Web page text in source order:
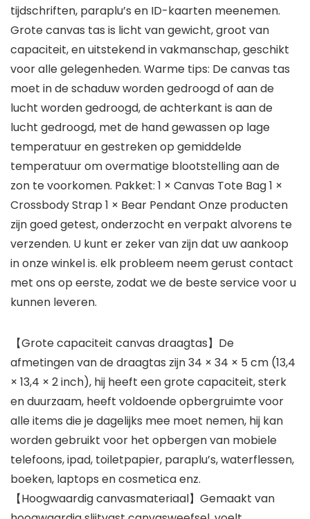
tijdschriften, paraplu’s en ID-kaarten meenemen.
Grote canvas tas is licht van gewicht, groot van
capaciteit, en uitstekend in vakmanschap, geschikt
voor alle gelegenheden. Warme tips: De canvas tas
moet in de schaduw worden gedroogd of aan de
lucht worden gedroogd, de achterkant is aan de
lucht gedroogd, met de hand gewassen op lage
temperatuur en gestreken op gemiddelde
temperatuur om overmatige blootstelling aan de
zon te voorkomen. Pakket: 1 × Canvas Tote Bag 1 ×
Crossbody Strap 1 × Bear Pendant Onze producten
zijn goed getest, onderzocht en verpakt alvorens te
verzenden. U kunt er zeker van zijn dat uw aankoop
in onze winkel is. elk probleem neem gerust contact
met ons op eerste, zodat we de beste service voor u
kunnen leveren.
【Grote capaciteit canvas draagtas】De
afmetingen van de draagtas zijn 34 × 34 × 5 cm (13,4
× 13,4 × 2 inch), hij heeft een grote capaciteit, sterk
en duurzaam, heeft voldoende opbergruimte voor
alle items die je dagelijks mee moet nemen, hij kan
worden gebruikt voor het opbergen van mobiele
telefoons, ipad, toiletpapier, paraplu’s, waterflessen,
boeken, laptops en cosmetica enz.
【Hoogwaardig canvasmateriaal】Gemaakt van